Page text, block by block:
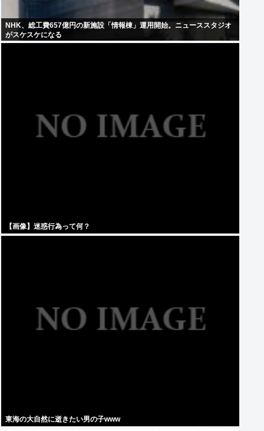
NHK、総工費657億円の新施設「情報棟」運用開始。ニューススタジオ
がスケスケになる
【画像】迷惑行為って何？
東海の大自然に逝きたい男の子www